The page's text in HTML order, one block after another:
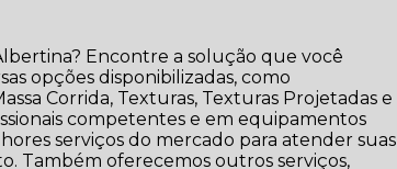
Encontre a solução que você
opções disponibilizadas, como
Corrida, Texturas, Texturas Projetadas e
competentes e em equipamentos
serviços do mercado para atender suas
Também oferecemos outros serviços,